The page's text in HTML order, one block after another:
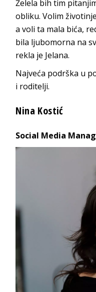
Želela bih tim
obliku. Volim
a voli ta mala bića,
bila ljubomorna na
rekla je Jelana.
Najveća podrška u
i roditelji.
Nina Kostić
Social Media